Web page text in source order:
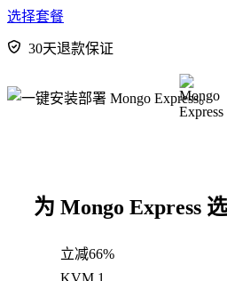
选择套餐
30天退款保证
为 Mongo Express
立减66%
KVM 1